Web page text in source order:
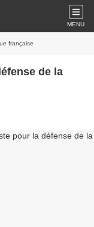
MENU
française
de la